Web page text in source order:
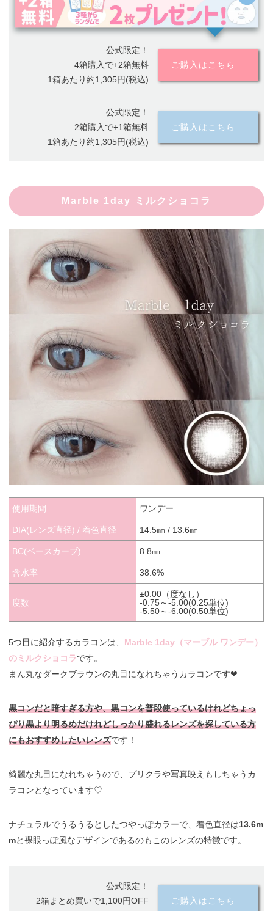
公式限定！
4箱購入で+2箱無料
1箱あたり約1,305円(税込)
ご購入はこちら
公式限定！
2箱購入で+1箱無料
1箱あたり約1,305円(税込)
ご購入はこちら
Marble 1day ミルクショコラ
使用期間 ワンデー
DIA(レンズ直径) / 着色直径 14.5㎜ / 13.6㎜
BC(ベースカーブ) 8.8㎜
含水率 38.6%
度数
±0.00（度なし）
-0.75～-5.00(0.25単位)
-5.50～-6.00(0.50単位)
5つ目に紹介するカラコンは、 Marble 1day（マーブル ワンデー）
のミルクショコラです。
まん丸なダークブラウンの丸目になれちゃうカラコンです❤︎
黒コンだと暗すぎる方や、黒コンを普段使っているけれどちょっ
ぴり黒より明るめだけれどしっかり盛れるレンズを探している方
にもおすすめしたいレンズです！
綺麗な丸目になれちゃうので、プリクラや写真映えもしちゃうカ
ラコンとなっています♡
ナチュラルでうるうるとしたつやっぽカラーで、着色直径は13.6m
mと裸眼っぽ風なデザインであるのもこのレンズの特徴です。
公式限定！
2箱まとめ買いで1,100円OFF
ご購入はこちら